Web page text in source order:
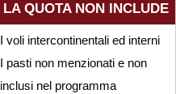
LA QUOTA NON INCLUDE
I voli intercontinentali ed interni
I pasti non menzionati e non
inclusi nel programma